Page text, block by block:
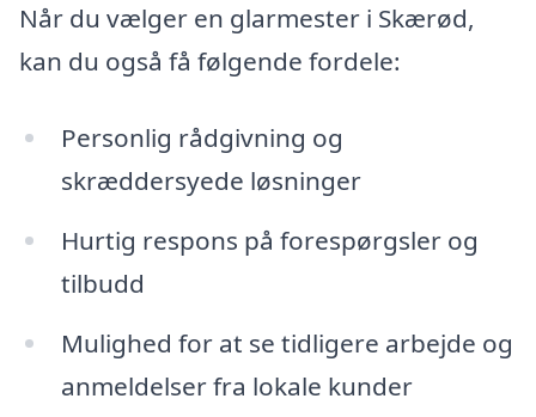
Når du vælger en glarmester i Skærød,
kan du også få følgende fordele:
Personlig rådgivning og
skræddersyede løsninger
Hurtig respons på forespørgsler og
tilbudd
Mulighed for at se tidligere arbejde og
anmeldelser fra lokale kunder